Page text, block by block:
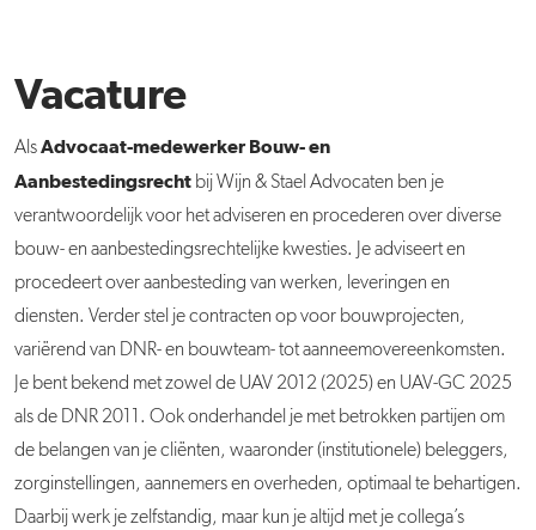
Vacature
AlsAdvocaat-medewerker Bouw- en
Aanbestedingsrecht bij Wijn & Stael Advocaten ben je
verantwoordelijk voor het adviseren en procederen over diverse
bouw- en aanbestedingsrechtelijke kwesties. Je adviseert en
procedeert over aanbesteding van werken, leveringen en
diensten. Verder stel je contracten op voor bouwprojecten,
variërend van DNR- en bouwteam- tot aanneemovereenkomsten.
Je bent bekend met zowel de UAV 2012 (2025) en UAV-GC 2025
als de DNR 2011. Ook onderhandel je met betrokken partijen om
de belangen van je cliënten, waaronder (institutionele) beleggers,
zorginstellingen, aannemers en overheden, optimaal te behartigen.
Daarbij werk je zelfstandig, maar kun je altijd met je collega’s